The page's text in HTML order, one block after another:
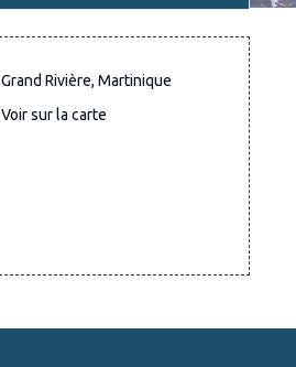
Grand Rivière, Martinique
Voir sur la carte